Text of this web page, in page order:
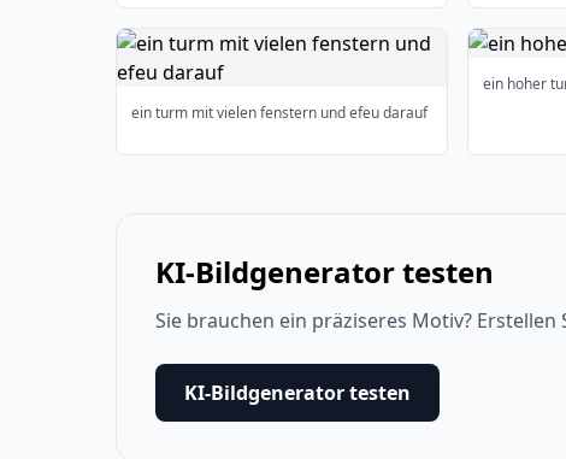
ein turm mit vielen fenstern und efeu darauf
ein hoher
KI-Bildgenerator testen
Sie brauchen ein präziseres Motiv?
KI-Bildgenerator testen